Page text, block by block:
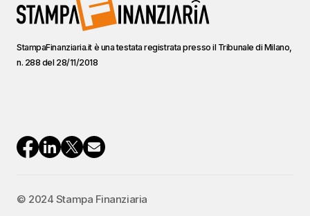
StampaFinanziaria.it è una testata registrata presso il Tribunale di Milano,
n. 288 del 28/11/2018
© 2024 Stampa Finanziaria